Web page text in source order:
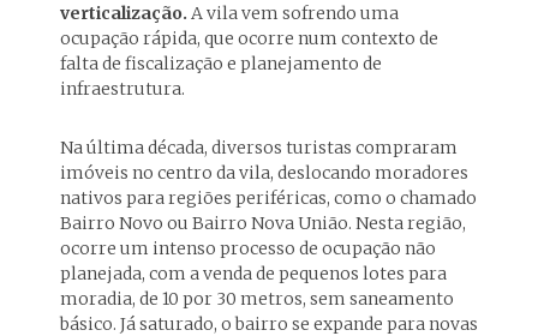
verticalização. A vila vem sofrendo uma
ocupação rápida, que ocorre num contexto de
falta de fiscalização e planejamento de
infraestrutura.
Na última década, diversos turistas compraram
imóveis no centro da vila, deslocando moradores
nativos para regiões periféricas, como o chamado
Bairro Novo ou Bairro Nova União. Nesta região,
ocorre um intenso processo de ocupação não
planejada, com a venda de pequenos lotes para
moradia, de 10 por 30 metros, sem saneamento
básico. Já saturado, o bairro se expande para novas